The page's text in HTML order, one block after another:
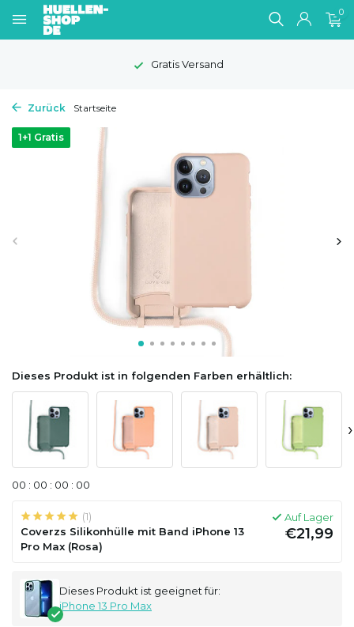
0
Gratis Versand
Zurück Startseite
1+1 Gratis
Dieses Produkt ist in folgenden Farben erhältlich:
›
00 : 00 : 00 : 00
(1)
Coverzs Silikonhülle mit Band iPhone 13
Pro Max (Rosa)
Auf Lager
€21,99
Dieses Produkt ist geeignet für:
iPhone 13 Pro Max